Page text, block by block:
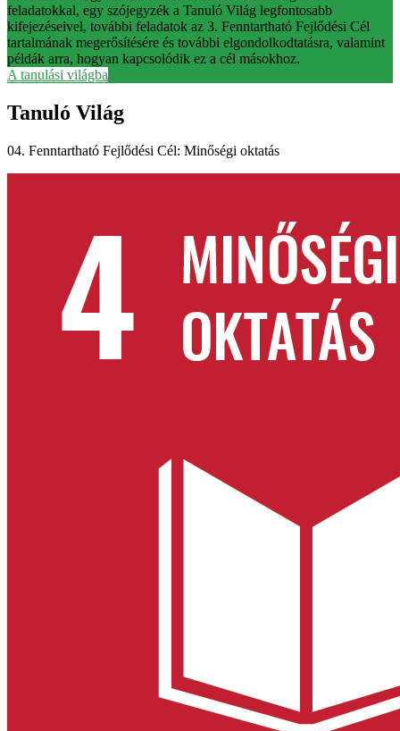
feladatokkal, egy szójegyzék a Tanuló Világ legfontosabb
kifejezéseivel, további feladatok az 3. Fenntartható Fejlődési Cél
tartalmának megerősítésére és további elgondolkodtatásra, valamint
példák arra, hogyan kapcsolódik ez a cél másokhoz.
A tanulási világba
Tanuló Világ
04. Fenntartható Fejlődési Cél: Minőségi oktatás